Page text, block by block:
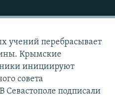
учений перебрасывает
Крымские
инициируют
совета
подписали